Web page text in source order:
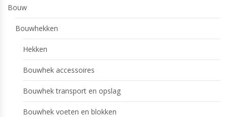
Bouw
Bouwhekken
Hekken
Bouwhek accessoires
Bouwhek transport en opslag
Bouwhek voeten en blokken